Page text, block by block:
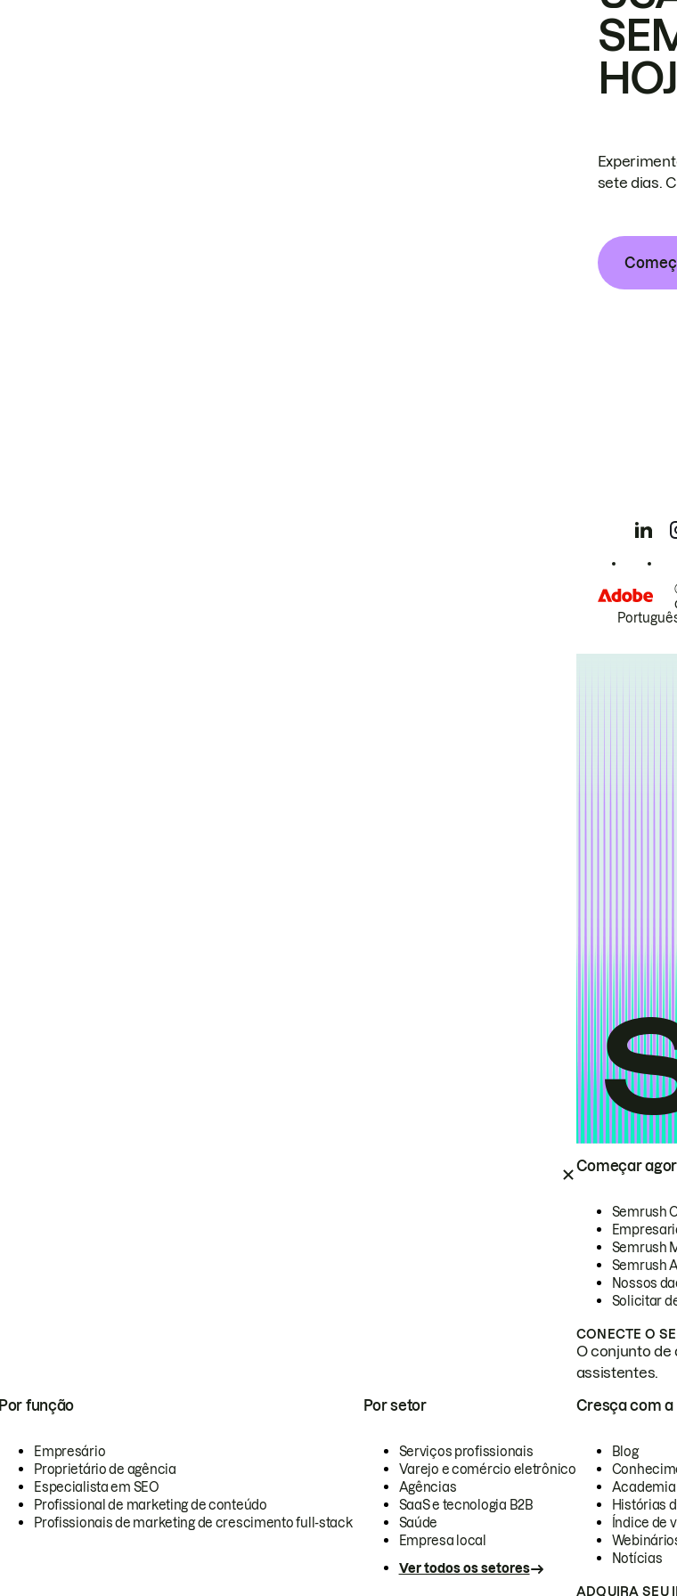
Começar
Semrush
Semrush
Semrush
Nossos
Solicitar
CONECTE O
O conjunto de
assistentes.
Por função
Empresário
Proprietário de agência
Especialista em SEO
Profissional de marketing de conteúdo
Profissionais de marketing de crescimento full-stack
Por setor
Serviços profissionais
Varejo e comércio eletrônico
Agências
SaaS e tecnologia B2B
Saúde
Empresa local
Ver todos os setores
Cresça com a
Blog
Academia
Histórias
Índice de
Notícias
ADQUIRA SEU
sete dias.